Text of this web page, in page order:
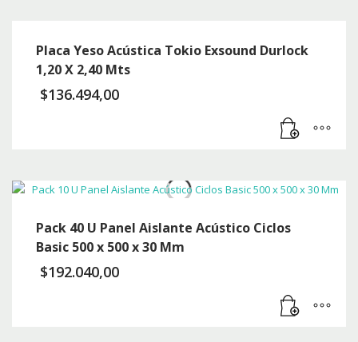
Placa Yeso Acústica Tokio Exsound Durlock
1,20 X 2,40 Mts
$136.494,00
Pack 40 U Panel Aislante Acústico Ciclos
Basic 500 x 500 x 30 Mm
$192.040,00